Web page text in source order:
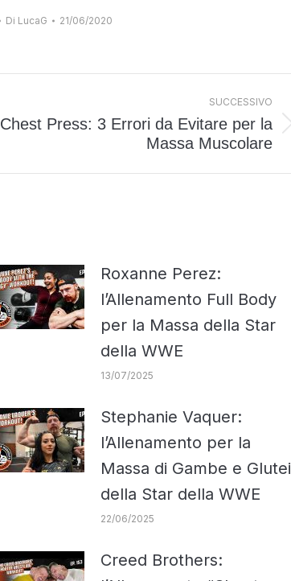
Di LucaG 21/06/2020
SUCCESSIVO
Prossimo
Chest Press: 3 Errori da Evitare per la
Massa Muscolare
Roxanne Perez:
l’Allenamento Full Body
per la Massa della Star
della WWE
13/07/2025
Stephanie Vaquer:
l’Allenamento per la
Massa di Gambe e Glutei
della Star della WWE
22/06/2025
Creed Brothers: